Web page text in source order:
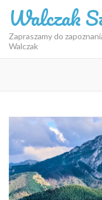
Skip
content
(Press
Walczak
Zapraszamy do
Walczak